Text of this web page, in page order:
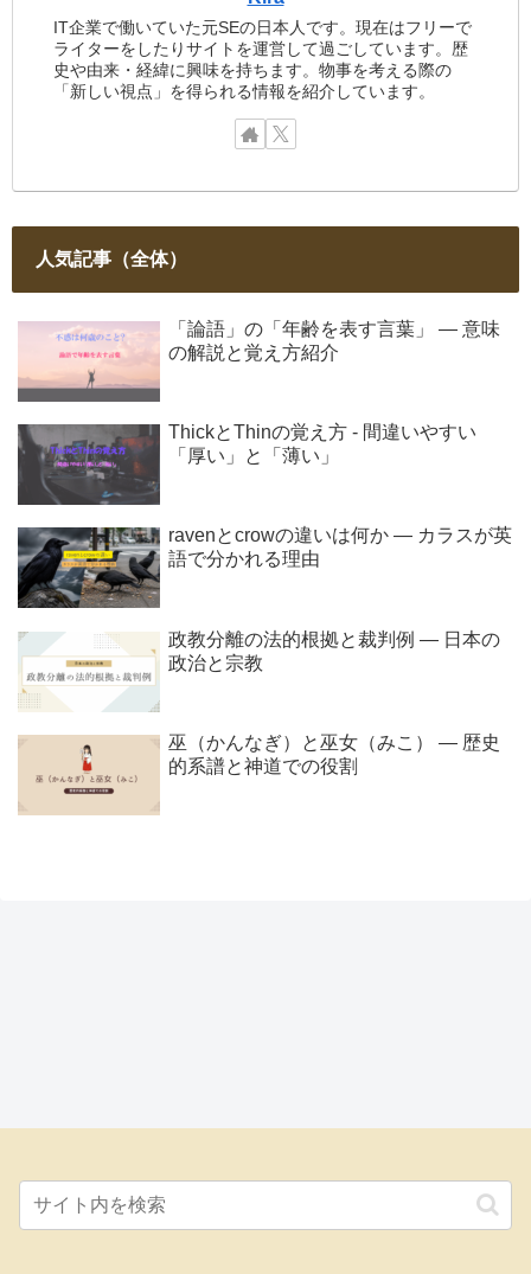
IT企業で働いていた元SEの日本人です。現在はフリーで
ライターをしたりサイトを運営して過ごしています。歴
史や由来・経緯に興味を持ちます。物事を考える際の
「新しい視点」を得られる情報を紹介しています。
人気記事（全体）
「論語」の「年齢を表す言葉」 ― 意味
の解説と覚え方紹介
ThickとThinの覚え方 - 間違いやすい
「厚い」と「薄い」
ravenとcrowの違いは何か ― カラスが英
語で分かれる理由
政教分離の法的根拠と裁判例 ― 日本の
政治と宗教
巫（かんなぎ）と巫女（みこ） ― 歴史
的系譜と神道での役割